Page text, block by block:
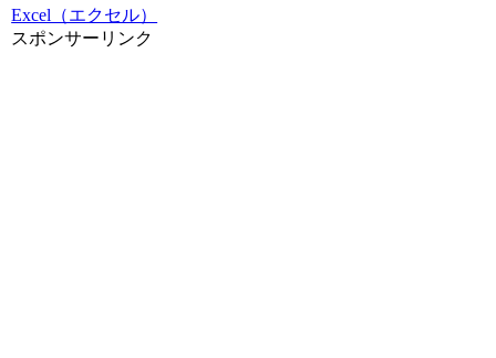
Excel（エクセル）
スポンサーリンク